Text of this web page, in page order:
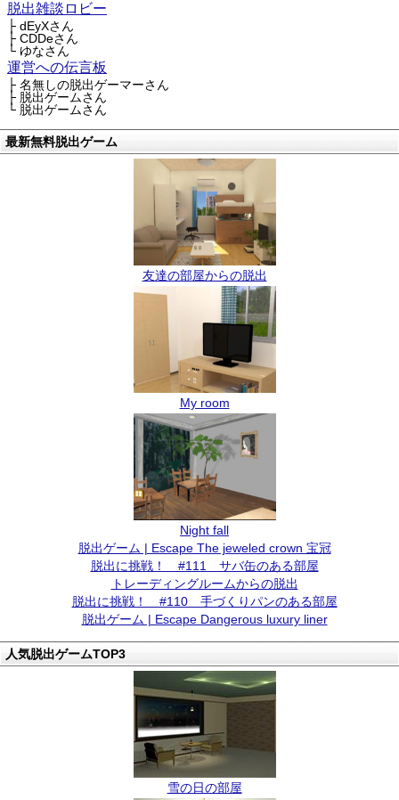
脱出雑談ロビー
├ dEyXさん
├ CDDeさん
└ ゆなさん
運営への伝言板
├ 名無しの脱出ゲーマーさん
├ 脱出ゲームさん
└ 脱出ゲームさん
最新無料脱出ゲーム
友達の部屋からの脱出
My room
Night fall
脱出ゲーム | Escape The jeweled crown 宝冠
脱出に挑戦！ #111 サバ缶のある部屋
トレーディングルームからの脱出
脱出に挑戦！ #110 手づくりパンのある部屋
脱出ゲーム | Escape Dangerous luxury liner
人気脱出ゲームTOP3
雪の日の部屋